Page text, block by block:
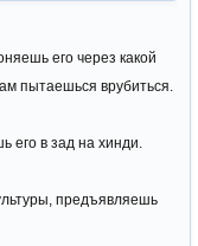
его через какой
пытаешься врубиться.
его в зад на хинди.
предъявляешь